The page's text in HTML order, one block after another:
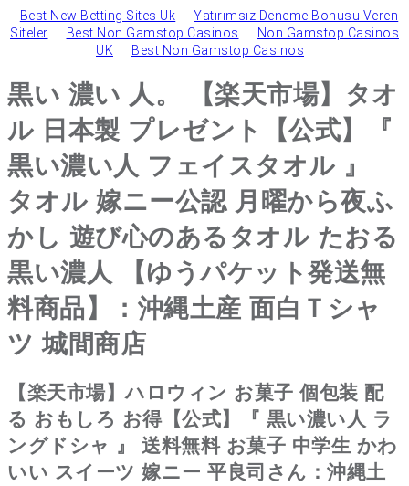
Best New Betting Sites Uk
Yatırımsız Deneme Bonusu Veren
Siteler
Best Non Gamstop Casinos
Non Gamstop Casinos
UK
Best Non Gamstop Casinos
黒い 濃い 人。 【楽天市場】タオ
ル 日本製 プレゼント【公式】『
黒い濃い人 フェイスタオル 』
タオル 嫁ニー公認 月曜から夜ふ
かし 遊び心のあるタオル たおる
黒い濃人 【ゆうパケット発送無
料商品】：沖縄土産 面白Ｔシャ
ツ 城間商店
【楽天市場】ハロウィン お菓子 個包装 配
る おもしろ お得【公式】『 黒い濃い人 ラ
ングドシャ 』 送料無料 お菓子 中学生 かわ
いい スイーツ 嫁ニー 平良司さん：沖縄土